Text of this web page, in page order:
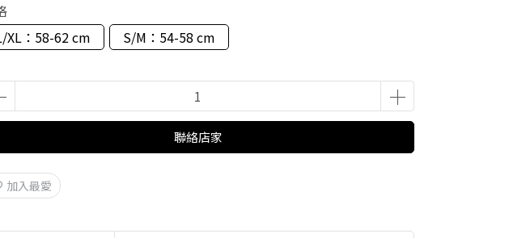
XL：58-62 cm
S/M：54-58 cm
聯絡店家
加入最愛